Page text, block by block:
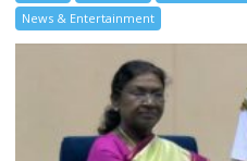
News & Entertainment